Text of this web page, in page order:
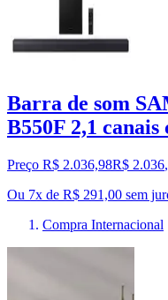
Barra de som
B550F 2,1
Preço R$ 2.036,98R$ 2.036,
Ou 7x de R$ 291,00 sem
Compra Internacional